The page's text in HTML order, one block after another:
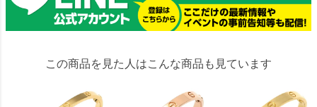
この商品を見た人はこんな商品も見ています